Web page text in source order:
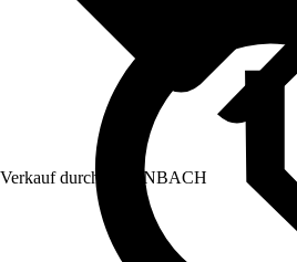
Verkauf durch: HORNBACH